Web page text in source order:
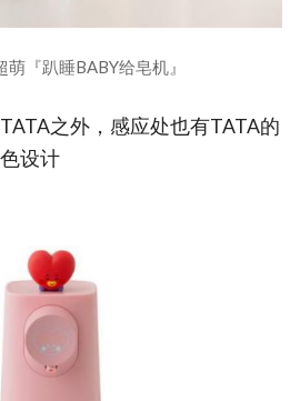
『趴睡BABY给皂机』
之外，感应处也有TATA的
设计